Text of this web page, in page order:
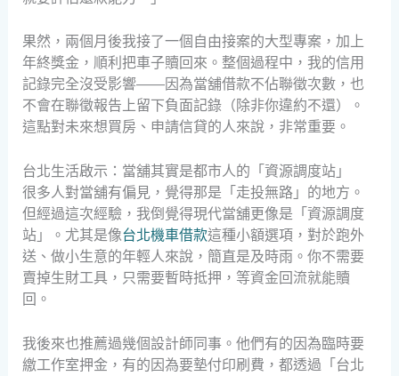
果然，兩個月後我接了一個自由接案的大型專案，加上
年終獎金，順利把車子贖回來。整個過程中，我的信用
記錄完全沒受影響——因為當舖借款不佔聯徵次數，也
不會在聯徵報告上留下負面記錄（除非你違約不還）。
這點對未來想買房、申請信貸的人來說，非常重要。
台北生活啟示：當舖其實是都市人的「資源調度站」
很多人對當舖有偏見，覺得那是「走投無路」的地方。
但經過這次經驗，我倒覺得現代當舖更像是「資源調度
站」。尤其是像台北機車借款這種小額選項，對於跑外
送、做小生意的年輕人來說，簡直是及時雨。你不需要
賣掉生財工具，只需要暫時抵押，等資金回流就能贖
回。
我後來也推薦過幾個設計師同事。他們有的因為臨時要
繳工作室押金，有的因為要墊付印刷費，都透過「台北